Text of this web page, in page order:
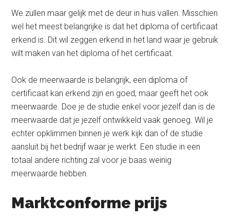
We zullen maar gelijk met de deur in huis vallen. Misschien
wel het meest belangrijke is dat het diploma of certificaat
erkend is. Dit wil zeggen erkend in het land waar je gebruik
wilt maken van het diploma of het certificaat.
Ook de meerwaarde is belangrijk, een diploma of
certificaat kan erkend zijn en goed, maar geeft het ook
meerwaarde. Doe je de studie enkel voor jezelf dan is de
meerwaarde dat je jezelf ontwikkeld vaak genoeg. Wil je
echter opklimmen binnen je werk kijk dan of de studie
aansluit bij het bedrijf waar je werkt. Een studie in een
totaal andere richting zal voor je baas weinig
meerwaarde hebben.
Marktconforme prijs